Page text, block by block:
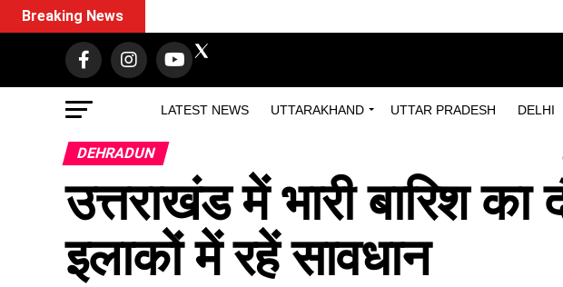
LATEST NEWS UTTARAKHAND UTTAR PRADESH DELHI
Breaking News
DEHRADUN
उत्तराखंड में भारी बारिश
इलाकों में रहें सावधान